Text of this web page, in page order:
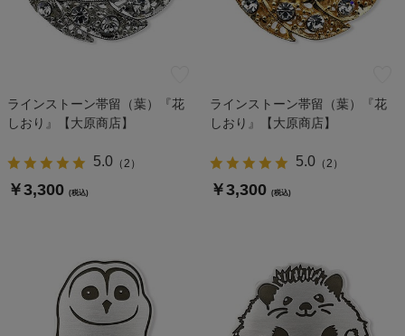
ラインストーン帯留（葉）『花
しおり』【大原商店】
5.0（2 ）
￥3,300 (税込)
ラインストーン帯留（葉）『花
しおり』【大原商店】
5.0（2 ）
￥3,300 (税込)